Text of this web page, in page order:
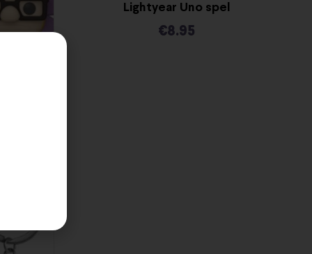
Carl
Lightyear Uno spel
€8.95